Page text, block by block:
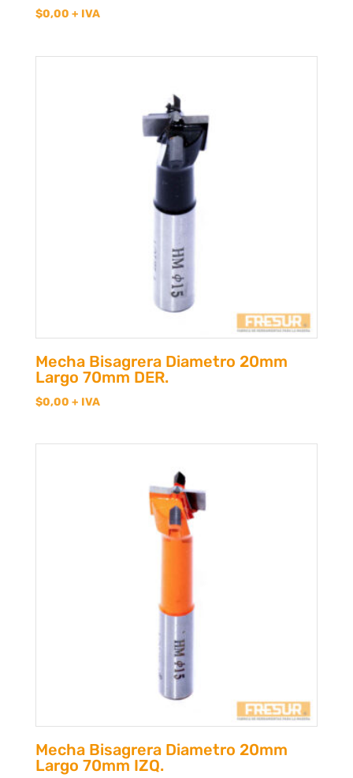
$0,00 + IVA
Mecha Bisagrera Diametro 20mm
Largo 70mm DER.
$0,00 + IVA
Mecha Bisagrera Diametro 20mm
Largo 70mm IZQ.